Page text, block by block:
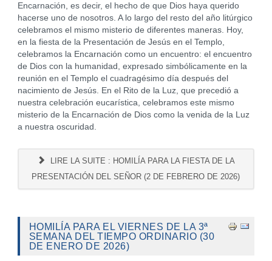
Encarnación, es decir, el hecho de que Dios haya querido
hacerse uno de nosotros. A lo largo del resto del año litúrgico
celebramos el mismo misterio de diferentes maneras. Hoy,
en la fiesta de la Presentación de Jesús en el Templo,
celebramos la Encarnación como un encuentro: el encuentro
de Dios con la humanidad, expresado simbólicamente en la
reunión en el Templo el cuadragésimo día después del
nacimiento de Jesús. En el Rito de la Luz, que precedió a
nuestra celebración eucarística, celebramos este mismo
misterio de la Encarnación de Dios como la venida de la Luz
a nuestra oscuridad.
LIRE LA SUITE : HOMILÍA PARA LA FIESTA DE LA
PRESENTACIÓN DEL SEÑOR (2 DE FEBRERO DE 2026)
HOMILÍA PARA EL VIERNES DE LA 3ª
SEMANA DEL TIEMPO ORDINARIO (30
DE ENERO DE 2026)